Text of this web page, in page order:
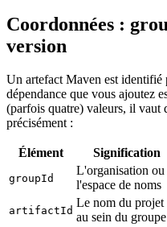
Coordonnées :
version
Un artefact Maven est identifié
dépendance que vous ajoutez
(parfois quatre) valeurs, il vaut
précisément :
Élément Signification
groupId
L'organisation ou
l'espace de noms
artifactId
Le nom du projet
au sein du groupe